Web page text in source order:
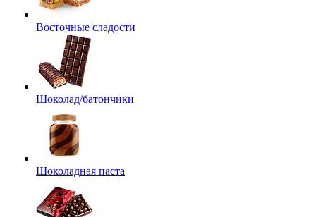
Восточные сладости
Шоколад/батончики
Шоколадная паста